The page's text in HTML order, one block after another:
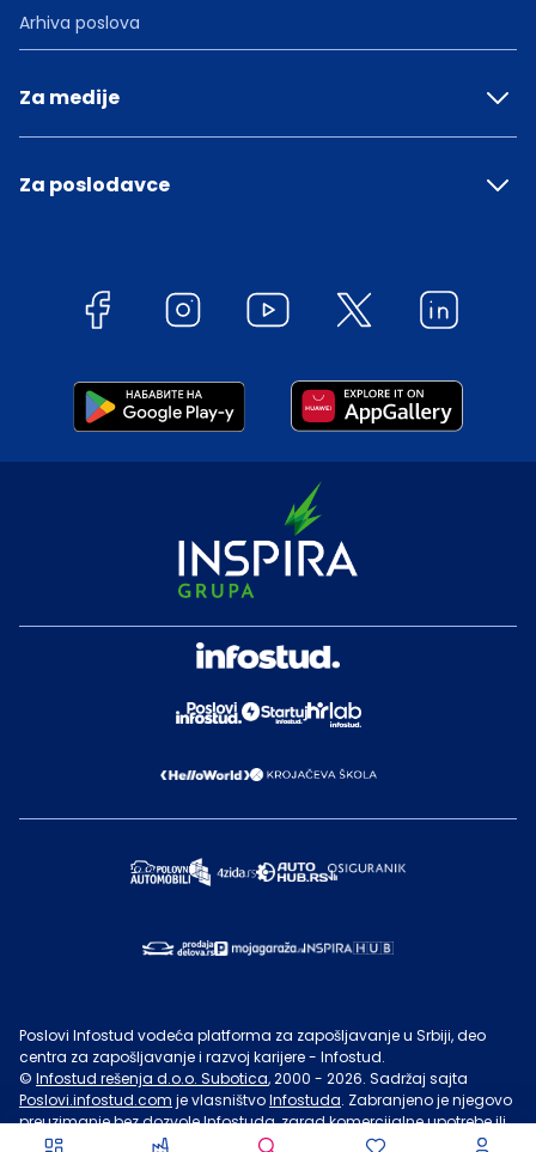
Arhiva poslova
Za medije
Za poslodavce
Poslovi Infostud vodeća platforma za zapošljavanje u Srbiji, deo
centra za zapošljavanje i razvoj karijere - Infostud.
© Infostud rešenja d.o.o. Subotica, 2000 - 2026. Sadržaj sajta
Poslovi.infostud.com je vlasništvoInfostuda. Zabranjeno je njegovo
preuzimanje bez dozvoleInfostuda, zarad komercijalne upotrebe ili
u druge svrhe, osim za lične potrebe posetilaca sajta.